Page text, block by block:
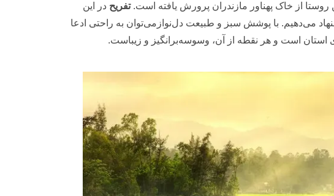
از خاک پهناور مازندران پرورش یافته است.تفریح در این
می‌دهیم. با پوشش سبز و طبیعت دل‌نوازمی‌توان به راحتی ادعا
استان است و هر نقطه از آن، وسوسه‌برانگیز و زیباست.